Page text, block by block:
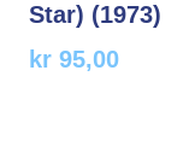
Star) (1973)
kr 95,00